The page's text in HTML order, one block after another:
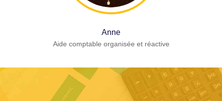
Anne
Aide comptable organisée et réactive